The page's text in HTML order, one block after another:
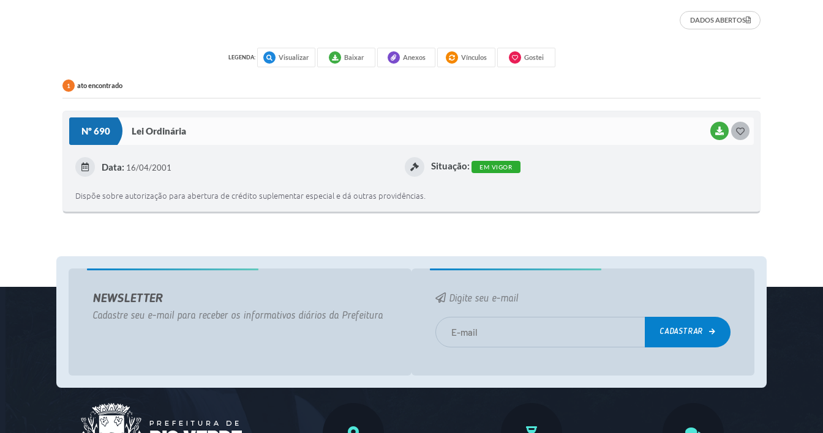
DADOS ABERTOS
LEGENDA: Visualizar Baixar Anexos Vínculos Gostei
1 ato encontrado
Nº 690 Lei Ordinária BAIXAR
Data: 16/04/2001 Situação: EM VIGOR
Dispõe sobre autorização para abertura de crédito suplementar especial e dá outras providências.
NEWSLETTER
Cadastre seu e-mail para receber os informativos diários da Prefeitura
Digite seu e-mail
CADASTRAR